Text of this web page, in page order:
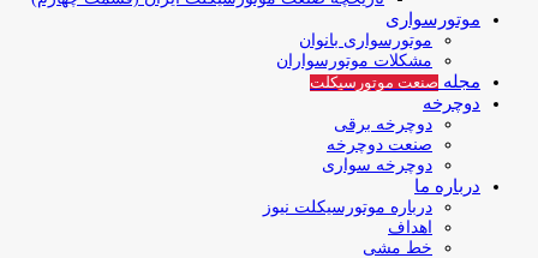
موتورسواری
موتورسواری بانوان
مشکلات موتورسواران
مجله صنعت موتورسیکلت
دوچرخه
دوچرخه برقی
صنعت دوچرخه
دوچرخه سواری
درباره ما
درباره موتورسیکلت نیوز
اهداف
خط مشی